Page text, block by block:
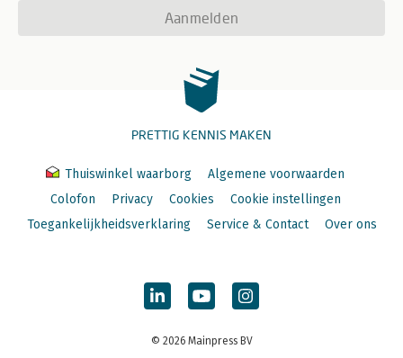
Aanmelden
PRETTIG KENNIS MAKEN
Thuiswinkel waarborg
Algemene voorwaarden
Colofon
Privacy Cookies
Cookie instellingen
Toegankelijkheidsverklaring
Service & Contact Over ons
© 2026 Mainpress BV